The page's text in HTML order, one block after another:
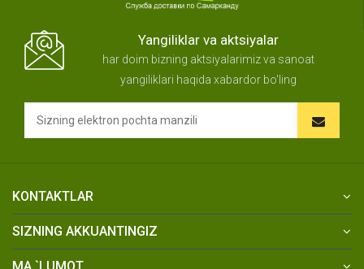
Yangiliklar va aktsiyalar
har doim bizning aktsiyalarimiz va sanoat
yangiliklari haqida xabardor bo'ling
KONTAKTLAR
SIZNING AKKUANTINGIZ
MA `LUMOT